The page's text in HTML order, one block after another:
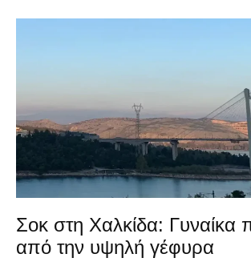
Σοκ στη Χαλκίδα: Γυναίκα
από την υψηλή γέφυρα